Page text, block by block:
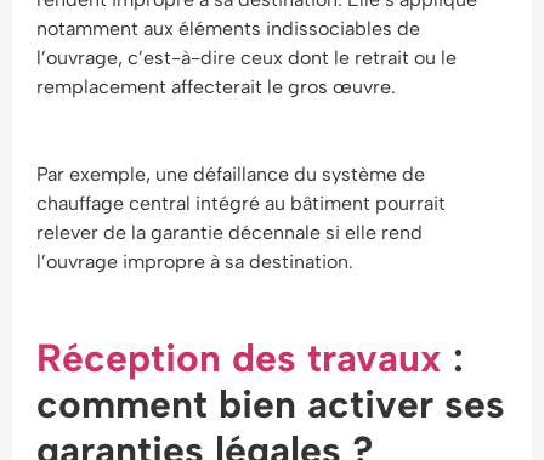
notamment aux éléments indissociables de
l’ouvrage, c’est-à-dire ceux dont le retrait ou le
remplacement affecterait le gros œuvre.
Par exemple, une défaillance du système de
chauffage central intégré au bâtiment pourrait
relever de la garantie décennale si elle rend
l’ouvrage impropre à sa destination.
Réception des travaux :
comment bien activer ses
garanties légales ?